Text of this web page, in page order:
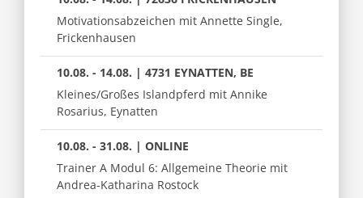
Motivationsabzeichen mit Annette Single,
Frickenhausen
10.08. - 14.08. | 4731 EYNATTEN, BE
Kleines/Großes Islandpferd mit Annike
Rosarius, Eynatten
10.08. - 31.08. | ONLINE
Trainer A Modul 6: Allgemeine Theorie mit
Andrea-Katharina Rostock